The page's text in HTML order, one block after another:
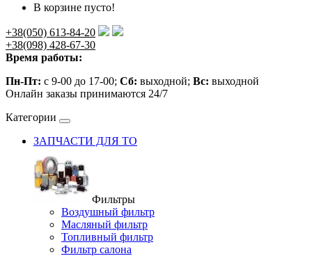
В корзине пусто!
+38(050) 613-84-20
+38(098) 428-67-30
Время работы:
Пн-Пт: с 9-00 до 17-00; Сб: выходной; Вс: выходной
Онлайн заказы принимаются 24/7
Категории
ЗАПЧАСТИ ДЛЯ ТО
Фильтры
Воздушный фильтр
Масляный фильтр
Топливный фильтр
Фильтр салона